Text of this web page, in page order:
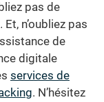
pas de
n’oubliez pas
de
digitale
services de
. N’hésitez